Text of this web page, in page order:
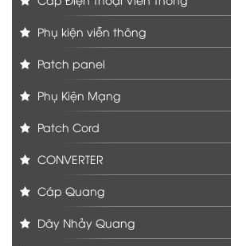
Phụ kiện viễn thông
Patch panel
Phụ Kiện Mạng
Patch Cord
CONVERTER
Cáp Quang
Dây Nhảy Quang